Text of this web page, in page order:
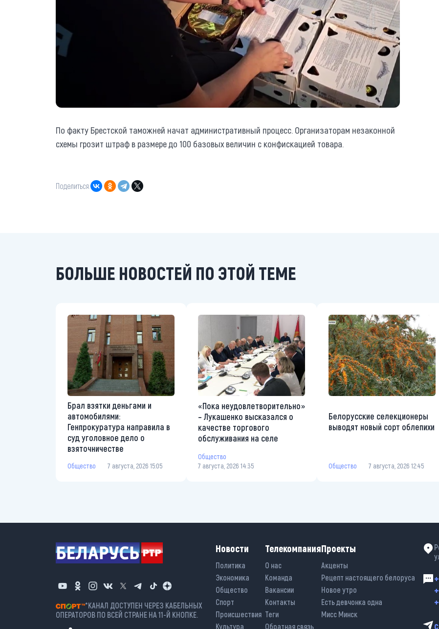
По факту Брестской таможней начат административный процесс. Организаторам незаконной
схемы грозит штраф в размере до 100 базовых величин с конфискацией товара.
Поделиться:
БОЛЬШЕ НОВОСТЕЙ ПО ЭТОЙ ТЕМЕ
Брал взятки деньгами и
автомобилями:
Генпрокуратура направила в
суд уголовное дело о
взяточничестве
Общество 7 августа, 2026 15:05
«Пока неудовлетворительно»
– Лукашенко высказался о
качестве торгового
обслуживания на селе
Общество
7 августа, 2026 14:35
Белорусские селекционеры
выводят новый сорт облепихи
Общество 7 августа, 2026 12:45
*КАНАЛ ДОСТУПЕН ЧЕРЕЗ КАБЕЛЬНЫХ
ОПЕРАТОРОВ ПО ВСЕЙ СТРАНЕ НА 11-Й КНОПКЕ.
Новости
Политика
Экономика
Общество
Спорт
Происшествия
Культура
Телекомпания
О нас
Команда
Вакансии
Контакты
Теги
Обратная связь
Проекты
Акценты
Рецепт настоящего белоруса
Новое утро
Есть девчонка одна
Мисс Минск